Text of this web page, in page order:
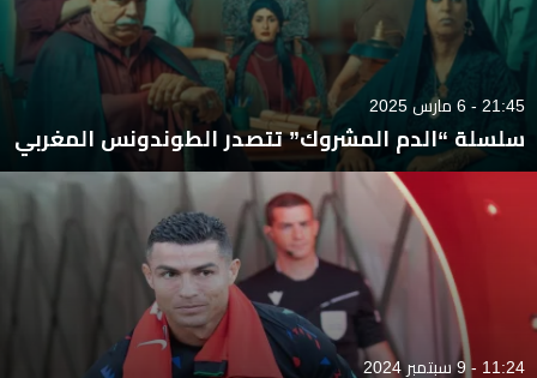
21:45 - 6 مارس 2025
سلسلة “الدم المشروك” تتصدر الطوندونس المغربي
11:24 - 9 سبتمبر 2024